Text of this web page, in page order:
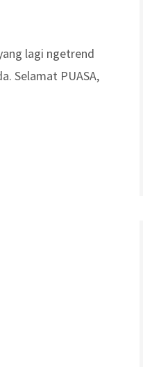
lagi ngetrend
Selamat PUASA,